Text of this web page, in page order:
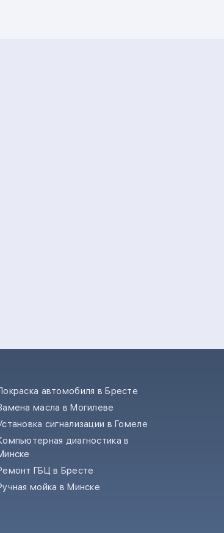
автомобиля в Бресте
масла в Могилеве
сигнализации в Гомеле
диагностика в
ГБЦ в Бресте
мойка в Минске